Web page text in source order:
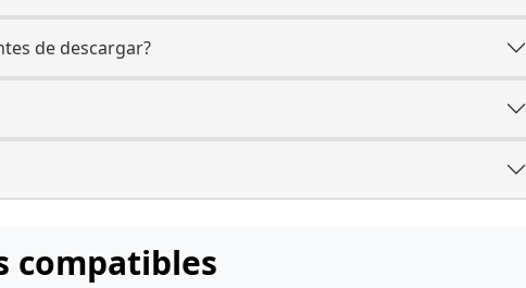
de descargar?
compatibles